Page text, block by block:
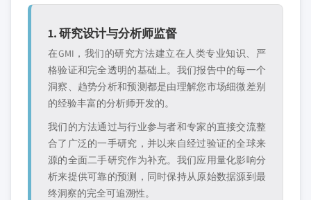
1. 研究设计与分析师监督
在GMI，我们的研究方法建立在人类专业知识、严
格验证和完全透明的基础上。我们报告中的每一个
洞察、趋势分析和预测都是由理解您市场细微差别
的经验丰富的分析师开发的。
我们的方法通过与行业参与者和专家的直接交流整
合了广泛的一手研究，并以来自经过验证的全球来
源的全面二手研究作为补充。我们应用量化影响分
析来提供可靠的预测，同时保持从原始数据源到最
终洞察的完全可追溯性。